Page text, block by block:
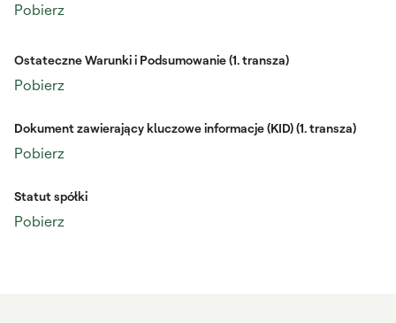
Pobierz
Ostateczne Warunki i Podsumowanie (1. transza)
Pobierz
Dokument zawierający kluczowe informacje (KID) (1. transza)
Pobierz
Statut spółki
Pobierz